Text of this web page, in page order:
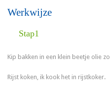
Werkwijze
Stap1
Kip bakken in een klein beetje olie
Rijst koken, ik kook het in rijstkoker.